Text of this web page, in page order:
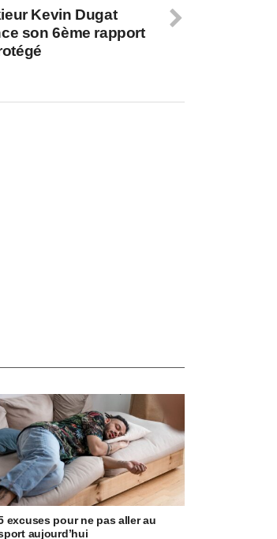
Kevin Dugat
son 6ème rapport
excuses pour ne pas aller au
aujourd’hui